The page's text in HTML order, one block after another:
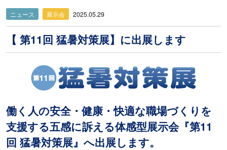
ニュース 展示会 2025.05.29
【 第11回 猛暑対策展】に出展します
働く人の安全・健康・快適な職場づくりを
支援する五感に訴える体感型展示会『第11
回 猛暑対策展』へ出展します。